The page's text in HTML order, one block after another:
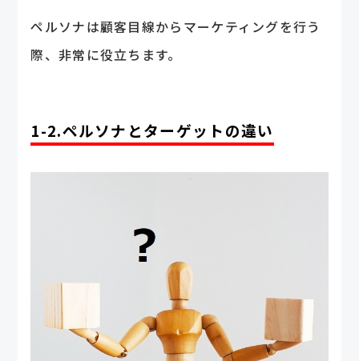
ペルソナは顧客目線からマーケティングを行う
際、非常に役立ちます。
1-2.ペルソナとターゲットの違い